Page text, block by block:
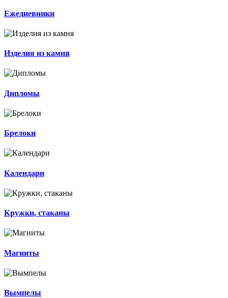
Ежедневники
Изделия из камня
Дипломы
Брелоки
Календари
Кружки, стаканы
Магниты
Вымпелы